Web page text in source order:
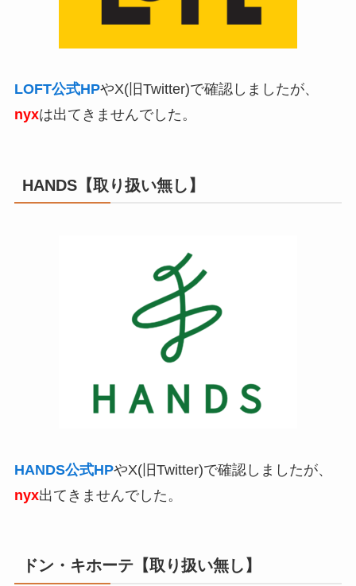
LOFT公式HPやX(旧Twitter)で確認しましたが、
nyxは出てきませんでした。
HANDS【取り扱い無し】
HANDS公式HPやX(旧Twitter)で確認しましたが、
nyx出てきませんでした。
ドン・キホーテ【取り扱い無し】